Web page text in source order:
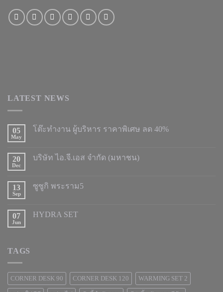
LATEST NEWS
05
May
โต๊ะทำงาน ผู้บริหาร ราคาพิเศษ ลด 40%
20
Dec
บริษัท ไอ.จี.เอส จำกัด (มหาชน)
13
Sep
ซูซูกิ พระราม5
07
Jun
HYDRA SET
TAGS
CORNER DESK 90 CORNER DESK 120 WARMING SET 2